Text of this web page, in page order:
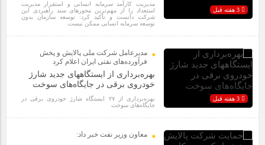
مدیریت کارآمد سرمایه انسانی و استقرار مدیریت
استعداد را از مهم‌ترین محورهای سند راهبردی این
شرکت دانست و تأکید کرد: توسعه سازمان بدون
توسعه سرمایه انسانی ممکن نیست.
مدیرعامل شرکت ملی پالایش و پخش
فرآورده‌های نفتی ایران اعلام کرد
بهره‌برداری از ایستگاههای جدید شارژ
خودروی برقی در جایگاه‌های سوخت
بهره‌برداری از ۲۷ ایستگاه شارژ خودروی برقی در
جایگاه‌های سوخت
معاون وزیر نفت خبر داد: